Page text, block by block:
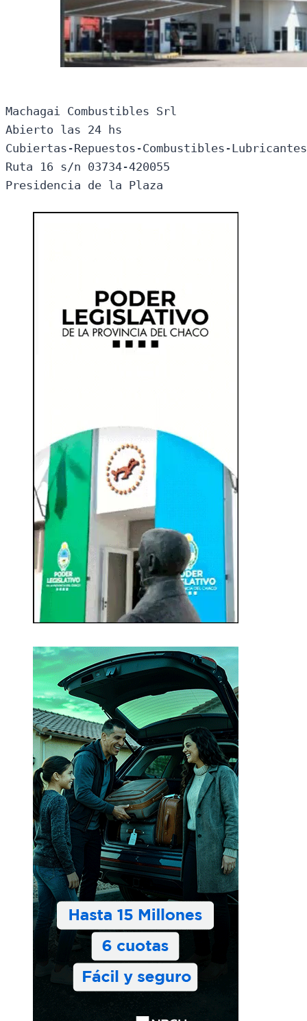
Machagai Combustibles Srl
Abierto las 24 hs
Cubiertas-Repuestos-Combustibles-
Ruta 16 s/n 03734-420055
Presidencia de la Plaza